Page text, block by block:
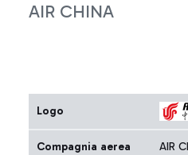
AIR CHINA
Logo
Compagnia aerea AIR